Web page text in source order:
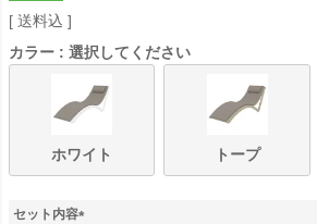
送料込
カラー
選択してください
ホワイト トープ
セット内容